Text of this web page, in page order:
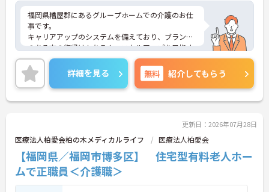
福岡県糟屋郡にあるグループホームでの介護のお仕
事です。
キャリアアップのシステムを備えており、ブランク
のある方の復帰はもちろん、スキルアップを目指す
方にとっても最適です◎
利用可能な託児施設もあります!
ご興味がある方は是非一度マイナビまでお問合せ下
さい。更に詳細などお伝えします。
詳細を見る 無料 紹介してもらう
更新日：2026年07月28日
医療法人柏愛会柏の木メディカルライフ 医療法人柏愛会
【福岡県／福岡市博多区】 住宅型有料老人ホー
ムで正職員＜介護職＞